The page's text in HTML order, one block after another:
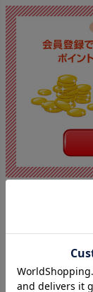
ンショップでの
（電話・FAX注
※発行されたク